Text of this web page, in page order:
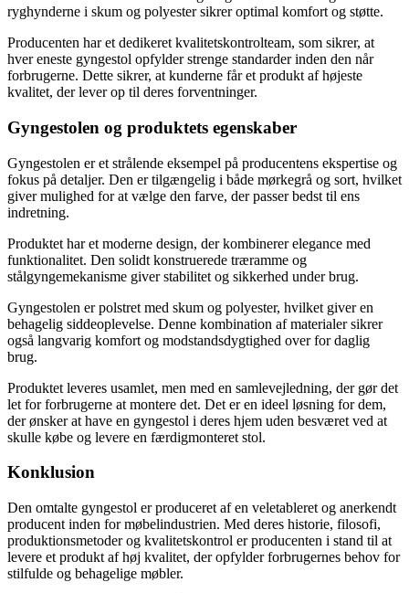
ryghynderne i skum og polyester sikrer optimal komfort og støtte.
Producenten har et dedikeret kvalitetskontrolteam, som sikrer, at
hver eneste gyngestol opfylder strenge standarder inden den når
forbrugerne. Dette sikrer, at kunderne får et produkt af højeste
kvalitet, der lever op til deres forventninger.
Gyngestolen og produktets egenskaber
Gyngestolen er et strålende eksempel på producentens ekspertise og
fokus på detaljer. Den er tilgængelig i både mørkegrå og sort, hvilket
giver mulighed for at vælge den farve, der passer bedst til ens
indretning.
Produktet har et moderne design, der kombinerer elegance med
funktionalitet. Den solidt konstruerede træramme og
stålgyngemekanisme giver stabilitet og sikkerhed under brug.
Gyngestolen er polstret med skum og polyester, hvilket giver en
behagelig siddeoplevelse. Denne kombination af materialer sikrer
også langvarig komfort og modstandsdygtighed over for daglig
brug.
Produktet leveres usamlet, men med en samlevejledning, der gør det
let for forbrugerne at montere det. Det er en ideel løsning for dem,
der ønsker at have en gyngestol i deres hjem uden besværet ved at
skulle købe og levere en færdigmonteret stol.
Konklusion
Den omtalte gyngestol er produceret af en veletableret og anerkendt
producent inden for møbelindustrien. Med deres historie, filosofi,
produktionsmetoder og kvalitetskontrol er producenten i stand til at
levere et produkt af høj kvalitet, der opfylder forbrugernes behov for
stilfulde og behagelige møbler.